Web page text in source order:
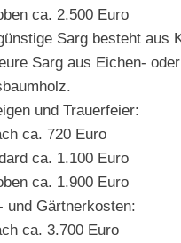
ca. 2.500 Euro
Sarg besteht aus
Sarg aus Eichen- oder
und Trauerfeier:
ca. 720 Euro
ca. 1.100 Euro
ca. 1.900 Euro
und Gärtnerkosten:
ca. 3.700 Euro